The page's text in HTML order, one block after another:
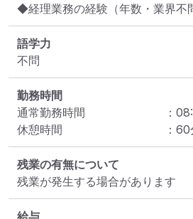
◆経理業務の経験（年数・業界不
語学力
不問
勤務時間
通常勤務時間
：
休憩時間
： 60
残業の有無について
残業が発生する場合があります